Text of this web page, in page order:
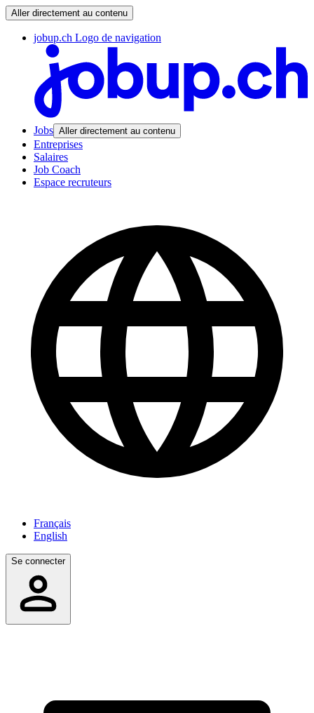
Aller directement au contenu
jobup.ch Logo de navigation
Jobs Aller directement au contenu
Entreprises
Salaires
Job Coach
Espace recruteurs
Français
English
Se connecter